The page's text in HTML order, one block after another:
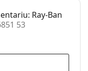
Ray-Ban
53